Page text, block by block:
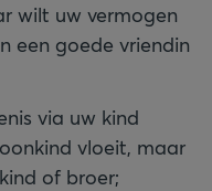
wilt uw vermogen
een goede vriendin
via uw kind
vloeit, maar
of broer;